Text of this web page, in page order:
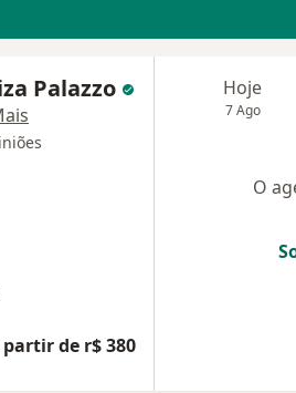
Palazzo
de r$ 380
Hoje
7 Ago
O